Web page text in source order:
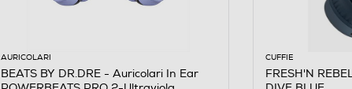
AURICOLARI
BEATS BY DR.DRE - Auricolari In Ear
CUFFIE
FRESH'N